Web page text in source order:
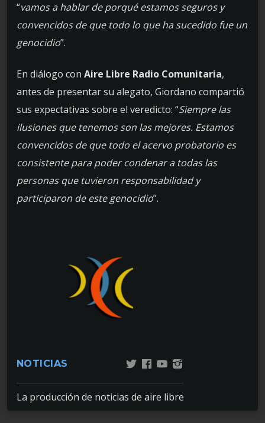
“vamos a hablar de porqué estamos seguros y
convencidos de que todo lo que ha sucedido fue un
genocidio”.
En diálogo con Aire Libre Radio Comunitaria,
antes de presentar su alegato, Giordano compartió
sus expectativas sobre el veredicto: “Siempre las
ilusiones que tenemos son las mejores. Estamos
convencidos de que todo el acervo probatorio es
consistente para poder condenar a todas las
personas que tuvieron responsabilidad y
participaron de este genocidio”.
NOTICIAS
La producción de noticias de aire libre